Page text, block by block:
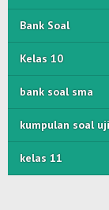
Bank Soal
Kelas 10
bank soal sma
kumpulan soal
kelas 11